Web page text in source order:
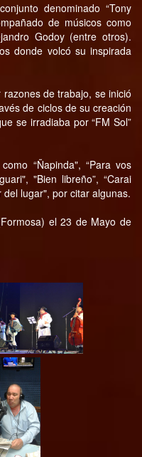
denominado “Tony
de músicos como
Godoy (entre otros).
donde volcó su inspirada
de trabajo, se inició
de ciclos de su creación
se irradiaba por “FM Sol”
“Ñapinda", “Para vos
"Bien libreño”, “Carai
del lugar", por citar algunas.
el 23 de Mayo de